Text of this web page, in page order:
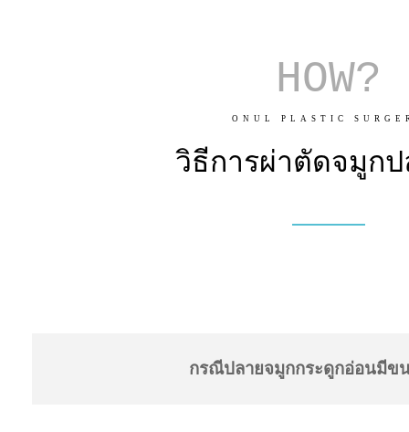
HOW?
ONUL PLASTIC
วิธีการผ่าตัดจมูก
กรณีปลายจมูกกระดูกอ่อนมีข